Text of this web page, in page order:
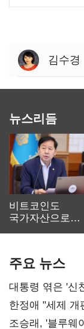
김수경
뉴스리듬
비트코인도
국가자산으로…'
주요 뉴스
대통령 엮은 '신
한정애 "세제
조승래, '블루웨